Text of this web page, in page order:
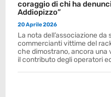
coraggio di chi ha
Addiopizzo”
20 Aprile 2026
La nota dell’associazione da
commercianti vittime del
che dimostrano, ancora una
il contributo degli operatori